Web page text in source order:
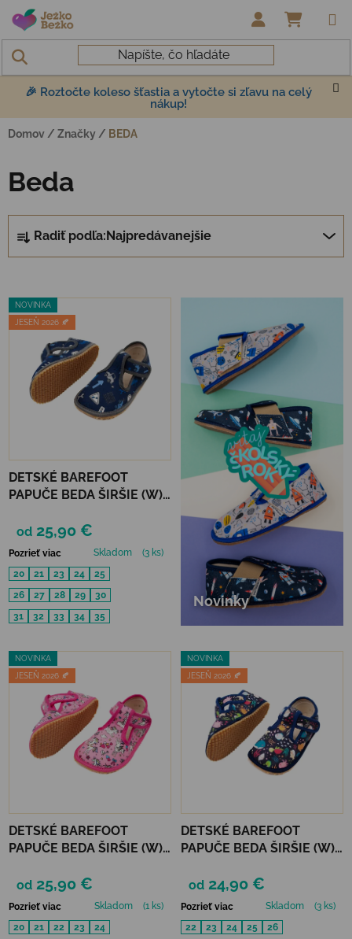
Prejsť na obsah
🎉 Roztočte koleso šťastia a vytočte si zľavu na celý
nákup!
Domov / Značky / BEDA
Beda
Radiť podľa: Najpredávanejšie
Výpis produktov
NOVINKA
JESEŇ 2026 🍂
DETSKÉ BAREFOOT
PAPUČE BEDA ŠIRŠIE (W)
od 25,90 €
Pozrieť viac Skladom
(3 ks)
20
21 23 24
25
26
27 28 29
30
31
32 33 34 35
Novinky
NOVINKA
JESEŇ 2026 🍂
DETSKÉ BAREFOOT
PAPUČE BEDA ŠIRŠIE (W)
UNICORN
od 25,90 €
Pozrieť viac Skladom
(1 ks)
20
21 22 23
24
NOVINKA
JESEŇ 2026 🍂
DETSKÉ BAREFOOT
PAPUČE BEDA ŠIRŠIE (W) -
od 24,90 €
Pozrieť viac Skladom
(3 ks)
22
23 24 25
26